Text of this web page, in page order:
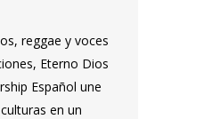
reggae y voces
Eterno Dios
Español une
en un